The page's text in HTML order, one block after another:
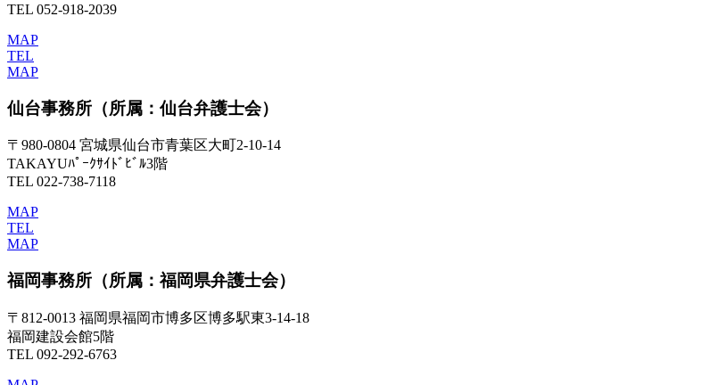
TEL 052-918-2039
MAP
TEL
MAP
仙台事務所 （所属：仙台弁護士会）
〒980-0804 宮城県仙台市青葉区大町2-10-14
TAKAYUﾊﾟｰｸｻｲﾄﾞﾋﾞﾙ3階
TEL 022-738-7118
MAP
TEL
MAP
福岡事務所 （所属：福岡県弁護士会）
〒812-0013 福岡県福岡市博多区博多駅東3-14-18
福岡建設会館5階
TEL 092-292-6763